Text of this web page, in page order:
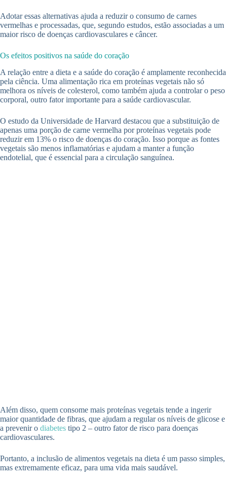
Adotar essas alternativas ajuda a reduzir o consumo de carnes
vermelhas e processadas, que, segundo estudos, estão associadas a um
maior risco de doenças cardiovasculares e câncer.
Os efeitos positivos na saúde do coração
A relação entre a dieta e a saúde do coração é amplamente reconhecida
pela ciência. Uma alimentação rica em proteínas vegetais não só
melhora os níveis de colesterol, como também ajuda a controlar o peso
corporal, outro fator importante para a saúde cardiovascular.
O estudo da Universidade de Harvard destacou que a substituição de
apenas uma porção de carne vermelha por proteínas vegetais pode
reduzir em 13% o risco de doenças do coração. Isso porque as fontes
vegetais são menos inflamatórias e ajudam a manter a função
endotelial, que é essencial para a circulação sanguínea.
Além disso, quem consome mais proteínas vegetais tende a ingerir
maior quantidade de fibras, que ajudam a regular os níveis de glicose e
a prevenir o diabetes tipo 2 – outro fator de risco para doenças
cardiovasculares.
Portanto, a inclusão de alimentos vegetais na dieta é um passo simples,
mas extremamente eficaz, para uma vida mais saudável.